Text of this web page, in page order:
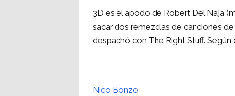
3D es el apodo de Robert Del Naja
sacar dos remezclas de canciones
despachó con The Right Stuff. Según
Nico Bonzo